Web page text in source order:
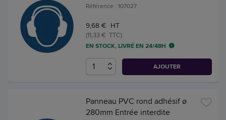
Référence : 107027
9,68 € HT
(11,33 € TTC)
EN STOCK, LIVRÉ EN 24/48H
AJOUTER
Panneau PVC rond adhésif ø
280mm Entrée interdite